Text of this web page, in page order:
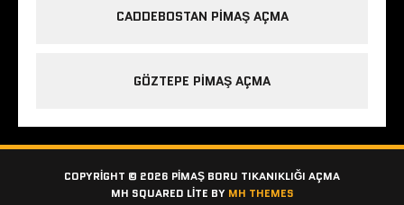
CADDEBOSTAN PIMAŞ AÇMA
GÖZTEPE PIMAŞ AÇMA
COPYRIGHT © 2026 PIMAŞ BORU TIKANIKLIĞI AÇMA
MH SQUARED LITE BY MH THEMES